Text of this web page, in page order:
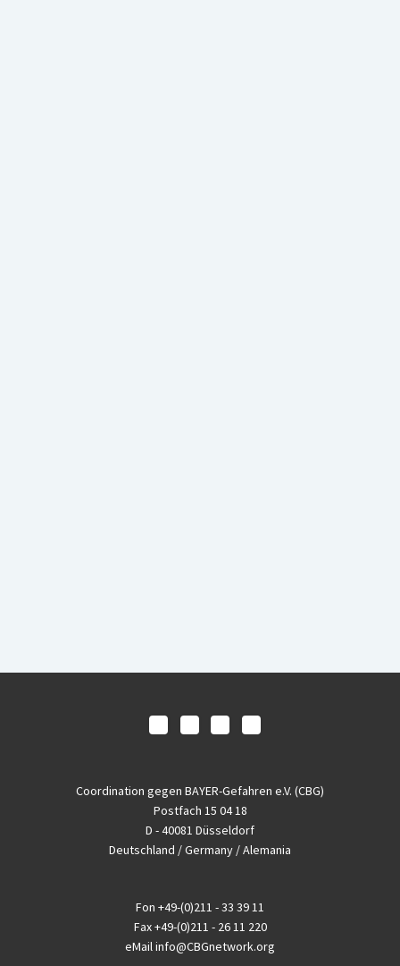
Coordination gegen BAYER-Gefahren e.V. (CBG)
Postfach 15 04 18
D - 40081 Düsseldorf
Deutschland / Germany / Alemania
Fon +49-(0)211 - 33 39 11
Fax+49-(0)211 - 26 11 220
eMailinfo@CBGnetwork.org